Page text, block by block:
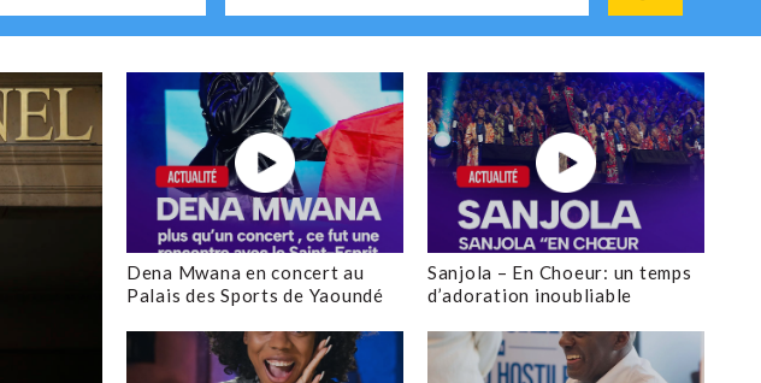
Dena Mwana en concert au
Palais des Sports de Yaoundé
Sanjola – En Choeur: un temps
d’adoration inoubliable